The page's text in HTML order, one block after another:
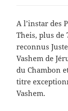
A l’instar des
Theis, plus de
reconnus
Vashem de
du Chambon
titre
Vashem.